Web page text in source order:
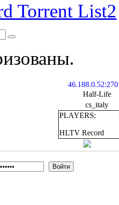
Torrent List2
Half-Life
cs_italy
PLAYERS:
HLTV Record
Войти